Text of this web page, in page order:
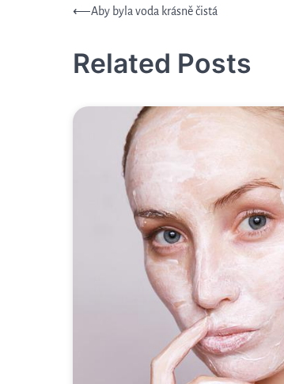
Navigace
příspěvek
⟵Aby byla voda krásně čistá
Related Posts